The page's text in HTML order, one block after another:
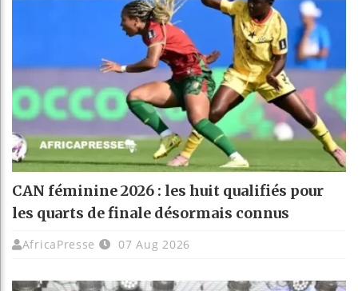
CAN féminine 2026 : les huit qualifiés pour
les quarts de finale désormais connus
AfricaPresse 07 Aug 2026